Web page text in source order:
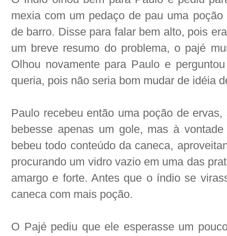
mexia com um pedaço de pau uma
de barro. Disse para falar bem alto, pois
um breve resumo do problema, o pajé
Olhou novamente para Paulo e
queria, pois não seria bom mudar de idéia
Paulo recebeu então uma poção de
bebesse apenas um gole, mas à
bebeu todo conteúdo da caneca,
procurando um vidro vazio em uma das
amargo e forte. Antes que o índio se
caneca com mais poção.
O Pajé pediu que ele esperasse um